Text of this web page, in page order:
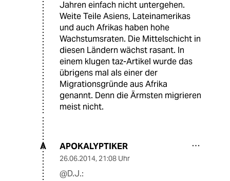
Jahren einfach nicht untergehen.
Weite Teile Asiens, Lateinamerikas
und auch Afrikas haben hohe
Wachstumsraten. Die Mittelschicht in
diesen Ländern wächst rasant. In
einem klugen taz-Artikel wurde das
übrigens mal als einer der
Migrationsgründe aus Afrika
genannt. Denn die Ärmsten migrieren
meist nicht.
A APOKALYPTIKER
26.06.2014, 21:08 Uhr
@D.J.: